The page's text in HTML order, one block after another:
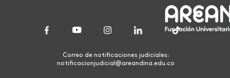
Correo de notificaciones judiciales:
notificacionjudicial@areandina.edu.co